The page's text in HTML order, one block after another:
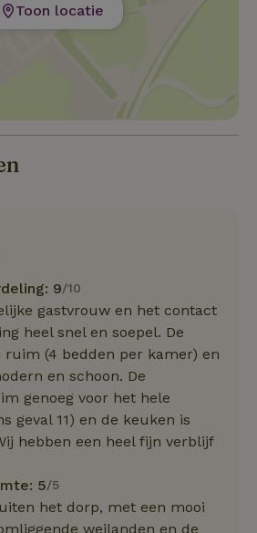
Toon locatie
9/10
gastvrouw en het contact
heel snel en soepel. De
ruim (4 bedden per kamer) en
en schoon. De
genoeg voor het hele
geval 11) en de keuken is
hebben een heel fijn verblijf
5/5
het dorp, met een mooi
weilanden en de